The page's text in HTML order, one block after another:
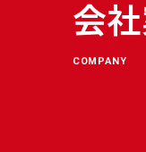
会
COMPANY